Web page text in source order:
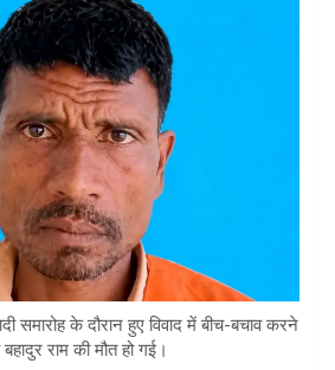
समारोह के दौरान हुए विवाद में बीच-बचाव करने
राम की मौत हो गई।